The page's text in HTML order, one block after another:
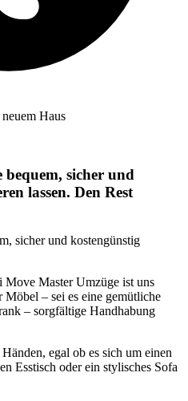
Haus
bequem, sicher und
lassen. Den Rest
sicher und kostengünstig
Move Master Umzüge ist uns
Möbel – sei es eine gemütliche
– sorgfältige Handhabung
egal ob es sich um einen
Esstisch oder ein stylisches Sofa